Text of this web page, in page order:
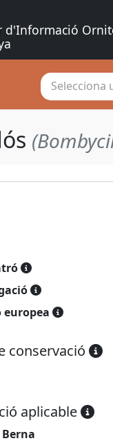
d'Informació
Selecciona
europea
conservació
aplicable